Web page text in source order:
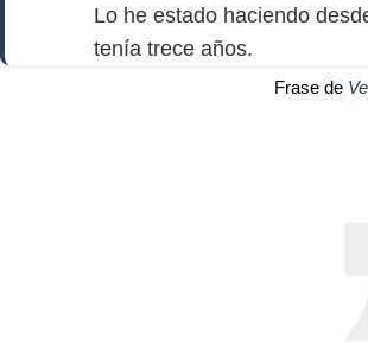
Lo he estado haciendo
tenía trece años.
Frase de